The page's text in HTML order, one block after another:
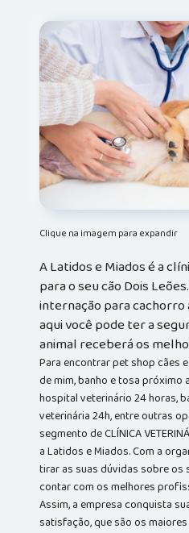
Clique na imagem para expandir
A Latidos e Miados é a
para o seu cão Dois
internação para cachorro
aqui você pode ter a
animal receberá os
Para encontrar pet shop cães
de mim, banho e tosa próximo
hospital veterinário 24 horas,
veterinária 24h, entre outras
segmento de CLÍNICA
a Latidos e Miados. Com a
tirar as suas dúvidas sobre os
contar com os melhores
Assim, a empresa conquista
satisfação, que são os